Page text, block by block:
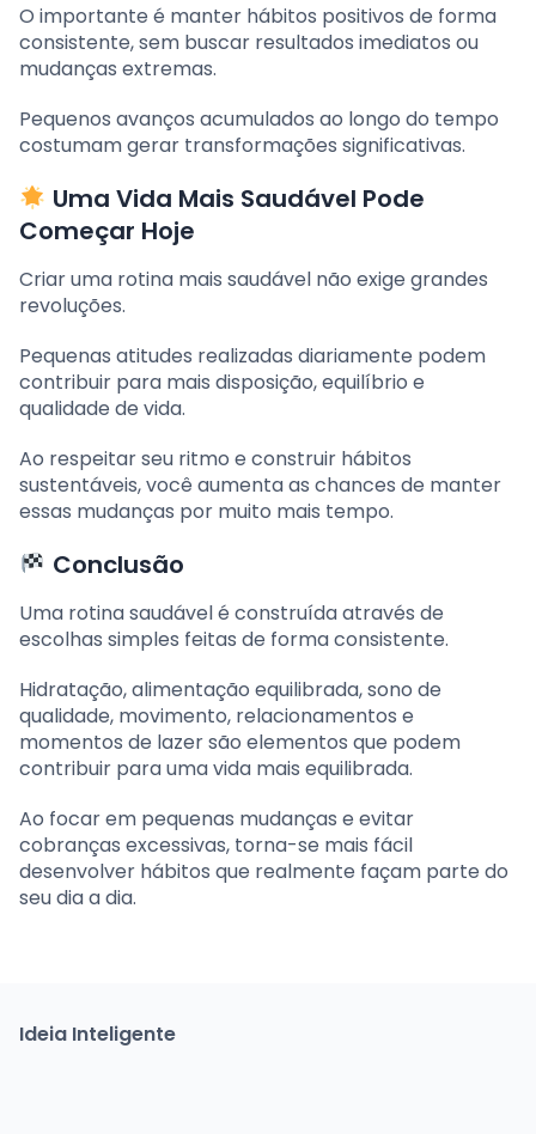
O importante é manter hábitos positivos de forma
consistente, sem buscar resultados imediatos ou
mudanças extremas.
Pequenos avanços acumulados ao longo do tempo
costumam gerar transformações significativas.
Uma Vida Mais Saudável Pode
Começar Hoje
Criar uma rotina mais saudável não exige grandes
revoluções.
Pequenas atitudes realizadas diariamente podem
contribuir para mais disposição, equilíbrio e
qualidade de vida.
Ao respeitar seu ritmo e construir hábitos
sustentáveis, você aumenta as chances de manter
essas mudanças por muito mais tempo.
Conclusão
Uma rotina saudável é construída através de
escolhas simples feitas de forma consistente.
Hidratação, alimentação equilibrada, sono de
qualidade, movimento, relacionamentos e
momentos de lazer são elementos que podem
contribuir para uma vida mais equilibrada.
Ao focar em pequenas mudanças e evitar
cobranças excessivas, torna-se mais fácil
desenvolver hábitos que realmente façam parte do
seu dia a dia.
Ideia Inteligente